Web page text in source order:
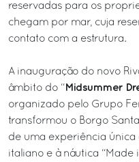
reservadas para os
chegam por mar, cuja
contato com a estrutura.
A inauguração do novo
âmbito do “ Midsummer
organizado pelo Grupo
transformou o Borgo
de uma experiência
italiano e à náutica “Made